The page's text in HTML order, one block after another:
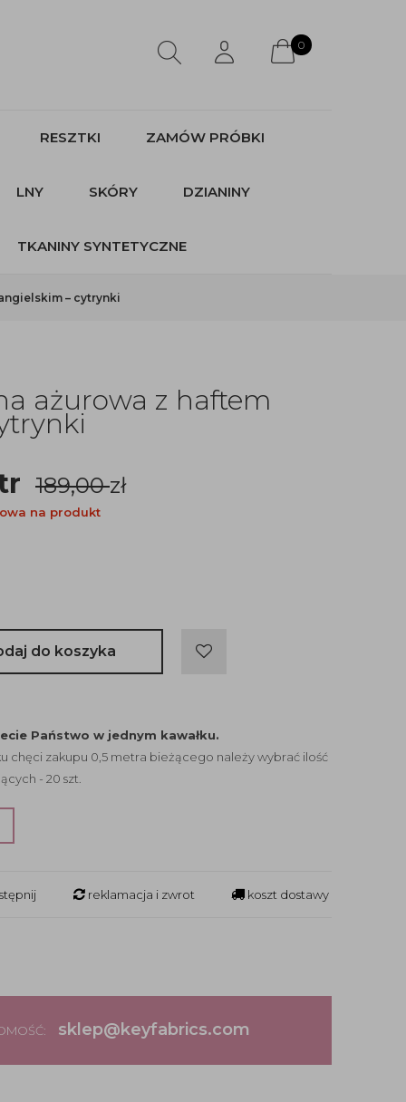
0
RESZTKI ZAMÓW PRÓBKI
LNY SKÓRY DZIANINY
TKANINY SYNTETYCZNE
– cytrynki
ażurowa z haftem
189,00zł
na produkt
do koszyka
Państwo w jednym kawałku.
chęci zakupu 0,5 metra bieżącego należy wybrać ilość
- 20 szt.
reklamacja i zwrot koszt dostawy
sklep@keyfabrics.com